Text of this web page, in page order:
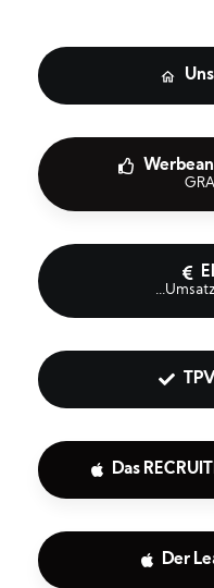
Das
Der